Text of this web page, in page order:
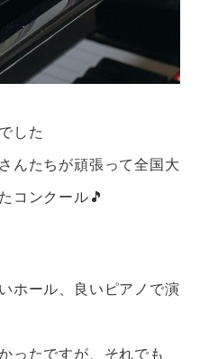
した
んたちが頑張って全国大
コンクール🎵
ホール、良いピアノで演
ったですが、それでも